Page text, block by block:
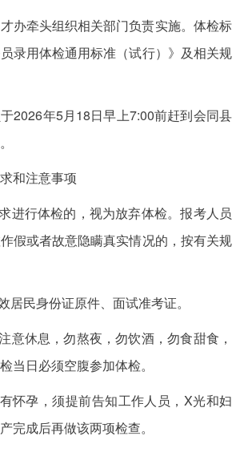
办牵头组织相关部门负责实施。体检标
录用体检通用标准（试行）》及相关规
2026年5月18日早上7:00前赶到会同县
和注意事项
进行体检的，视为放弃体检。报考人员
假或者故意隐瞒真实情况的，按有关规
居民身份证原件、面试准考证。
意休息，勿熬夜，勿饮酒，勿食甜食，
当日必须空腹参加体检。
怀孕，须提前告知工作人员，X光和妇
完成后再做该两项检查。